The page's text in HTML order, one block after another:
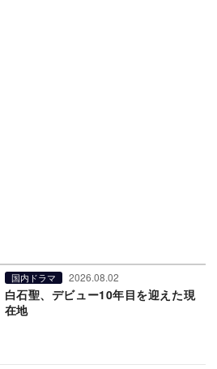
国内ドラマ 2026.08.02
白石聖、デビュー10年目を迎えた現
在地